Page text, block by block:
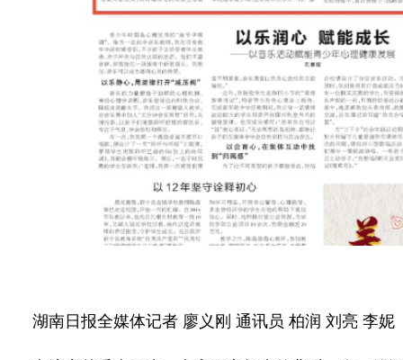
湖南日报全媒体记者 廖义刚 通讯员 柏润 刘亮 李妮